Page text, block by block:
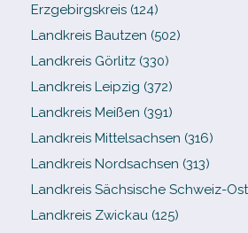
Erzgebirgskreis (124)
Landkreis Bautzen (502)
Landkreis Görlitz (330)
Landkreis Leipzig (372)
Landkreis Meißen (391)
Landkreis Mittelsachsen (316)
Landkreis Nordsachsen (313)
Landkreis Sächsische Schweiz-​
Landkreis Zwickau (125)